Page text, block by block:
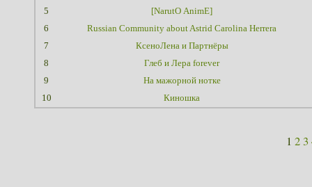
5
[NarutО АnimE]
6
Russian Community about Astrid Carolina Herrera
7
КсеноЛена и Партнёры
8
Глеб и Лера forever
9
На мажорной нотке
10
Киношка
1 2 3